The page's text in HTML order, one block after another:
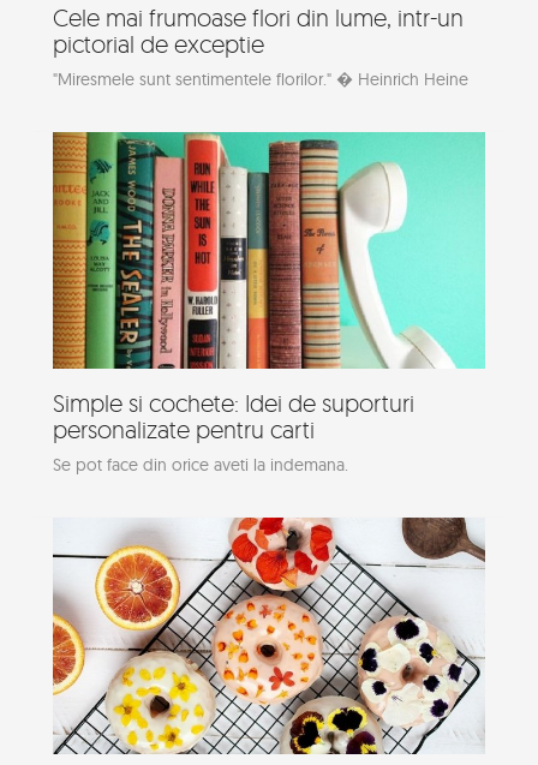
Cele mai frumoase flori din lume, intr-un
pictorial de exceptie
"Miresmele sunt sentimentele florilor." � Heinrich Heine
Simple si cochete: Idei de suporturi
personalizate pentru carti
Se pot face din orice aveti la indemana.